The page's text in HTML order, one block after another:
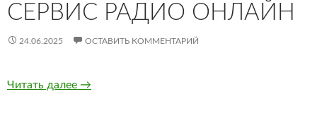
СЕРВИС РАДИО ОНЛАЙН
24.06.2025 ОСТАВИТЬ КОММЕНТАРИЙ
Читать далее Сервис радио онлайн
→